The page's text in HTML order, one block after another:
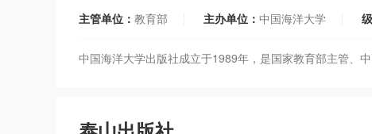
主管单位： 教育部 主办单位： 中国海洋大学
中国海洋大学出版社成立于1989年，是国家教育部主管、